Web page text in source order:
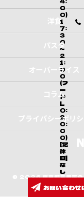
0
0)
1
7:
3
0
～
2
1:
0
0
(フ
ー
ド
L
O:
2
0:
0
0)
[定
休
日]
な
し
お問い合わせ
洋食
パスタ
オーバーライス
コラム
プライバシーポリ
© 2026 東京都三鷹市